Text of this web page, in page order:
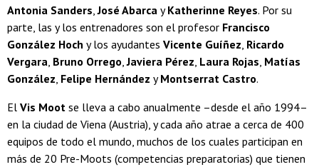
Antonia Sanders ,José Abarca yKatherinne Reyes. Por su
parte, las y los entrenadores son el profesor Francisco
González Hoch y los ayudantes Vicente Guíñez Ricardo
Vergara Bruno Orrego ,Javiera Pérez Laura Rojas Matías
González Felipe Hernández yMontserrat Castro.
El Vis Moot se lleva a cabo anualmente –desde el año 1994–
en la ciudad de Viena (Austria), y cada año atrae a cerca de 400
equipos de todo el mundo, muchos de los cuales participan en
más de 20 Pre-Moots (competencias preparatorias) que tienen